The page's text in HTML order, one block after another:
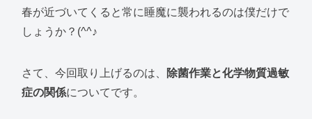
春が近づいてくると常に睡魔に襲われるのは僕だけで
しょうか？(^^♪
さて、今回取り上げるのは、 除菌作業と化学物質過敏
症の関係についてです。